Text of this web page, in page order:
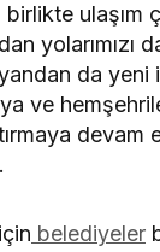
ulaşım
yolarımızı
da yeni
ve
devam
belediyeler